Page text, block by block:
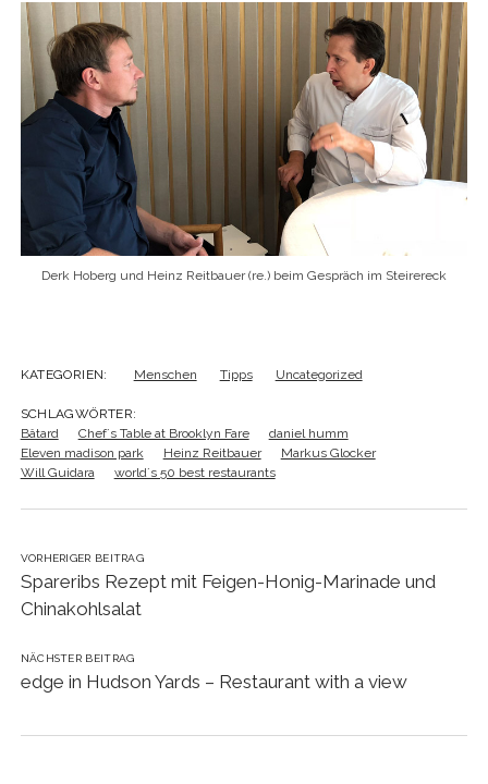
Derk Hoberg und Heinz Reitbauer (re.) beim Gespräch im Steirereck
KATEGORIEN: Menschen Tipps Uncategorized
SCHLAGWÖRTER:
Bâtard
Chef´s Table at Brooklyn Fare
daniel humm
Eleven madison park
Heinz Reitbauer
Markus Glocker
Will Guidara
world´s 50 best restaurants
VORHERIGER BEITRAG
Spareribs Rezept mit Feigen-Honig-Marinade und
Chinakohlsalat
NÄCHSTER BEITRAG
edge in Hudson Yards – Restaurant with a view